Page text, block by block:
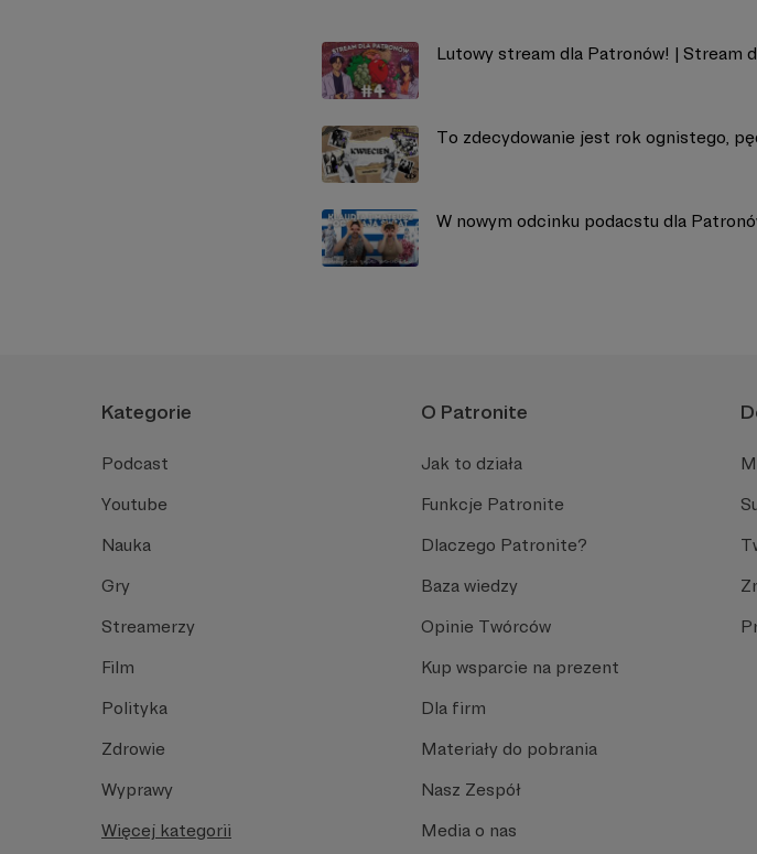
Lutowy stream dla Patronów! | Stream
To zdecydowanie jest rok ognistego,
W nowym odcinku podacstu dla
Kategorie
Podcast
Youtube
Nauka
Gry
Streamerzy
Film
Polityka
Zdrowie
Wyprawy
Więcej kategorii
O Patronite
Jak to działa
Funkcje Patronite
Dlaczego Patronite?
Baza wiedzy
Opinie Twórców
Kup wsparcie na prezent
Dla firm
Materiały do pobrania
Nasz Zespół
Media o nas